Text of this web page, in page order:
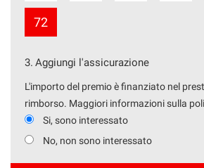
72
3. Aggiungi l'assicurazione
L'importo del premio è finanziato nel
rimborso. Maggiori informazioni sulla
Si, sono interessato
No, non sono interessato